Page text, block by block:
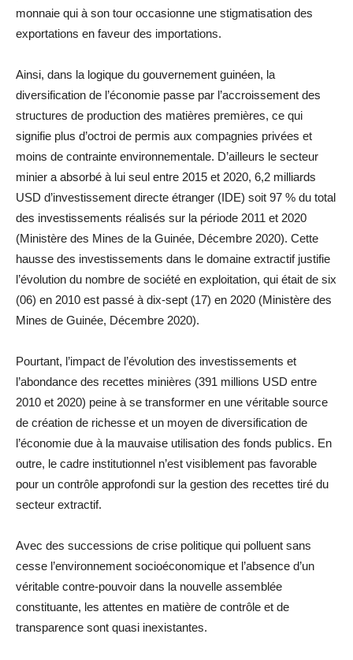
monnaie qui à son tour occasionne une stigmatisation des
exportations en faveur des importations.
Ainsi, dans la logique du gouvernement guinéen, la
diversification de l’économie passe par l’accroissement des
structures de production des matières premières, ce qui
signifie plus d’octroi de permis aux compagnies privées et
moins de contrainte environnementale. D’ailleurs le secteur
minier a absorbé à lui seul entre 2015 et 2020, 6,2 milliards
USD d’investissement directe étranger (IDE) soit 97 % du total
des investissements réalisés sur la période 2011 et 2020
(Ministère des Mines de la Guinée, Décembre 2020). Cette
hausse des investissements dans le domaine extractif justifie
l’évolution du nombre de société en exploitation, qui était de six
(06) en 2010 est passé à dix-sept (17) en 2020 (Ministère des
Mines de Guinée, Décembre 2020).
Pourtant, l’impact de l’évolution des investissements et
l’abondance des recettes minières (391 millions USD entre
2010 et 2020) peine à se transformer en une véritable source
de création de richesse et un moyen de diversification de
l’économie due à la mauvaise utilisation des fonds publics. En
outre, le cadre institutionnel n’est visiblement pas favorable
pour un contrôle approfondi sur la gestion des recettes tiré du
secteur extractif.
Avec des successions de crise politique qui polluent sans
cesse l’environnement socioéconomique et l’absence d’un
véritable contre-pouvoir dans la nouvelle assemblée
constituante, les attentes en matière de contrôle et de
transparence sont quasi inexistantes.